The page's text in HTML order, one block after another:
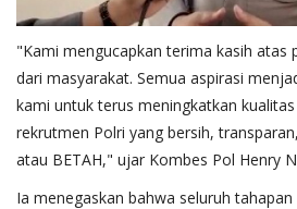
"Kami mengucapkan terima kasih atas
dari masyarakat. Semua aspirasi
kami untuk terus meningkatkan
rekrutmen Polri yang bersih,
atau BETAH," ujar Kombes Pol Henry
Ia menegaskan bahwa seluruh tahapan